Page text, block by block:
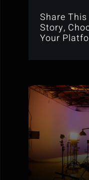
Share This
Story,
Your